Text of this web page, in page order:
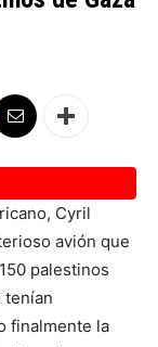
Cyril
avión que
palestinos
tenían
finalmente la